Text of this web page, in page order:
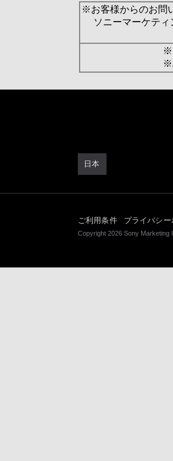
※お客様からのお問
ソニーマーケテ
※
※
日本
ご利用条件 プライバシー
Copyright 2026 Sony Marketing